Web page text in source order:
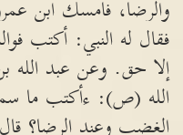
والرضا، فامسك ابن
فقال له النبي: أكتب
إلا حق. وعن عبد الله
الله (ص): ءأكتب ما
الغضب وعند الرضا؟